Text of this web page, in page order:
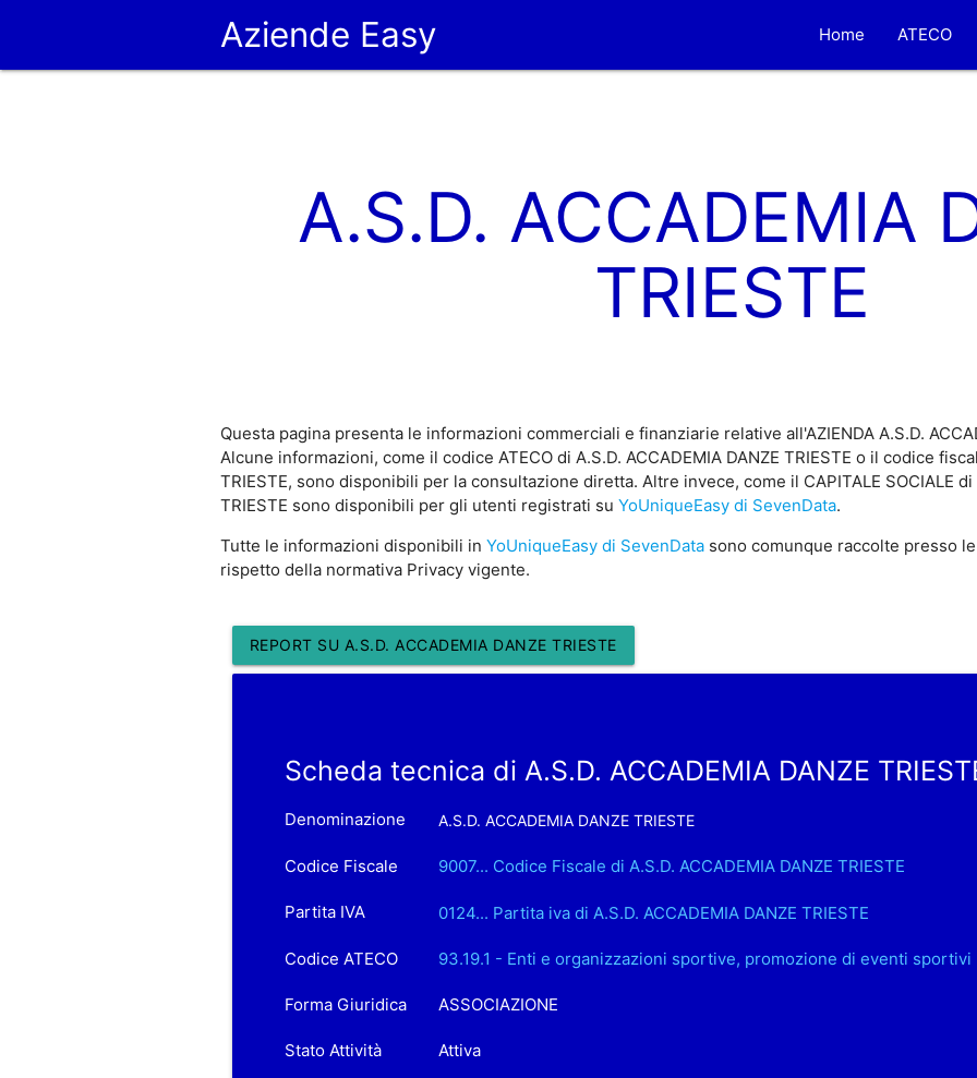
Aziende Easy Home ATECO
A.S.D. ACCADEMIA
TRIESTE
Questa pagina presenta le informazioni commerciali e finanziarie relative all'AZIENDA A.S.D.
Alcune informazioni, come il codice ATECO di A.S.D. ACCADEMIA DANZE TRIESTE o il codice
TRIESTE, sono disponibili per la consultazione diretta. Altre invece, come il CAPITALE SOCIALE di
TRIESTE sono disponibili per gli utenti registrati su YoUniqueEasy di SevenData.
Tutte le informazioni disponibili in YoUniqueEasy di SevenDatasono comunque raccolte presso
rispetto della normativa Privacy vigente.
REPORT SU A.S.D. ACCADEMIA DANZE TRIESTE
Scheda tecnica di A.S.D. ACCADEMIA DANZE
Denominazione A.S.D. ACCADEMIA DANZE TRIESTE
Codice Fiscale 9007... Codice Fiscale di A.S.D. ACCADEMIA DANZE TRIESTE
Partita IVA 0124... Partita iva di A.S.D. ACCADEMIA DANZE TRIESTE
Codice ATECO 93.19.1 - Enti e organizzazioni sportive, promozione di eventi sportivi
Forma Giuridica ASSOCIAZIONE
Stato Attività Attiva